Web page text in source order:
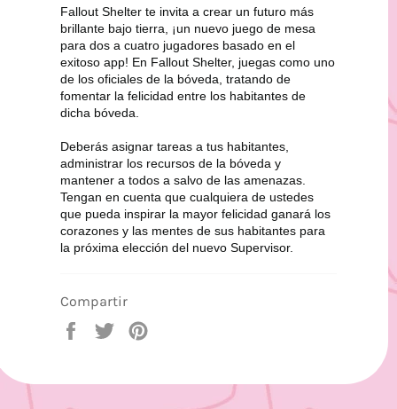
Fallout Shelter te invita a crear un futuro más
brillante bajo tierra, ¡un nuevo juego de mesa
para dos a cuatro jugadores basado en el
exitoso app! En Fallout Shelter, juegas como uno
de los oficiales de la bóveda, tratando de
fomentar la felicidad entre los habitantes de
dicha bóveda.
Deberás asignar tareas a tus habitantes,
administrar los recursos de la bóveda y
mantener a todos a salvo de las amenazas.
Tengan en cuenta que cualquiera de ustedes
que pueda inspirar la mayor felicidad ganará los
corazones y las mentes de sus habitantes para
la próxima elección del nuevo Supervisor.
Compartir
Compartir
Tuitear